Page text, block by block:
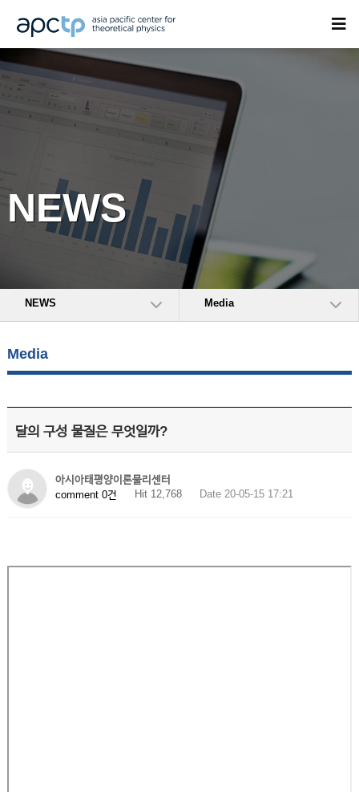
NEWS
NEWS Media
Media
달의 구성 물질은 무엇일까?
아시아태평양이론물리센터
comment 0건
Hit 12,768 Date 20-05-15 17:21